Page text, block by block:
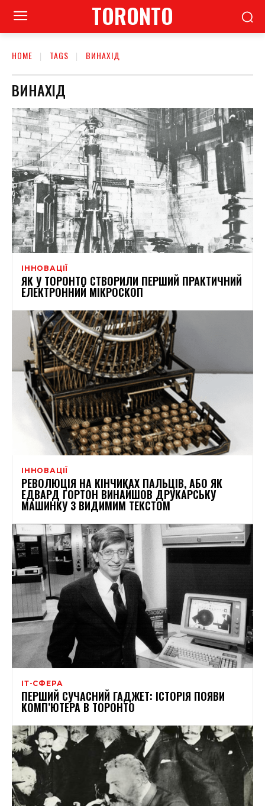
TORONTO
HOME TAGS ВИНАХІД
ВИНАХІД
ІННОВАЦІЇ
ЯК У ТОРОНТО СТВОРИЛИ ПЕРШИЙ ПРАКТИЧНИЙ
ЕЛЕКТРОННИЙ МІКРОСКОП
ІННОВАЦІЇ
РЕВОЛЮЦІЯ НА КІНЧИКАХ ПАЛЬЦІВ, АБО ЯК
ЕДВАРД ГОРТОН ВИНАЙШОВ ДРУКАРСЬКУ
МАШИНКУ З ВИДИМИМ ТЕКСТОМ
ІТ-СФЕРА
ПЕРШИЙ СУЧАСНИЙ ГАДЖЕТ: ІСТОРІЯ ПОЯВИ
КОМП’ЮТЕРА В ТОРОНТО